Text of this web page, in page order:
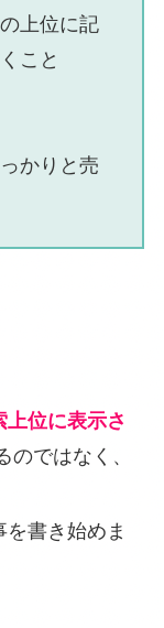
上位に記
こと
かりと売
上位に表示さ
のではなく、
書き始めま